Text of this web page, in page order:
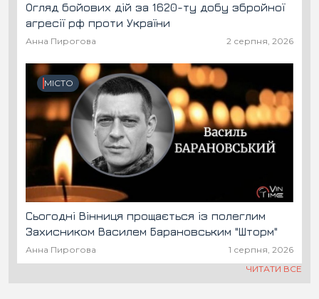
Огляд бойових дій за 1620-ту добу збройної
агресії рф проти України
Анна Пирогова 2 серпня, 2026
МІСТО
Сьогодні Вінниця прощається із полеглим
Захисником Василем Барановським "Шторм"
Анна Пирогова
1 серпня, 2026
ЧИТАТИ ВСЕ